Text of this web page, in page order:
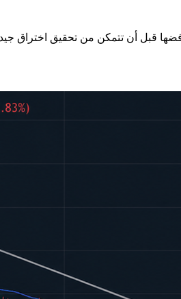
للتو مستوى كسر الدعم عند حوالي 79,500 دولار وتم